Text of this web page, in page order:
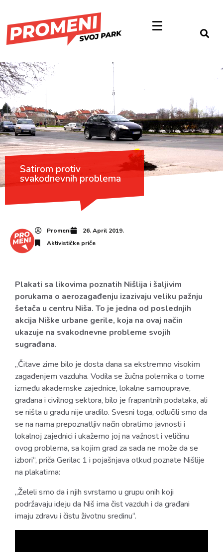
Satirom protiv
svakodnevnih problema
Promeni
26. April 2019.
Aktivističke priče
Plakati sa likovima poznatih Nišlija i šaljivim
porukama o aerozagađenju izazivaju veliku pažnju
šetača u centru Niša. To je jedna od poslednjih
akcija Niške urbane gerile, koja na ovaj način
ukazuje na svakodnevne probleme svojih
sugrađana.
„Čitave zime bilo je dosta dana sa ekstremno visokim
zagađenjem vazduha. Vodila se žučna polemika o tome
između akademske zajednice, lokalne samouprave,
građana i civilnog sektora, bilo je frapantnih podataka, ali
se ništa u gradu nije uradilo. Svesni toga, odlučili smo da
se na nama prepoznatljiv način obratimo javnosti i
lokalnoj zajednici i ukažemo joj na važnost i veličinu
ovog problema, sa kojim grad za sada ne može da se
izbori“, priča Gerilac 1 i pojašnjava otkud poznate Nišlije
na plakatima:
„Želeli smo da i njih svrstamo u grupu onih koji
podržavaju ideju da Niš ima čist vazduh i da građani
imaju zdravu i čistu životnu sredinu“.